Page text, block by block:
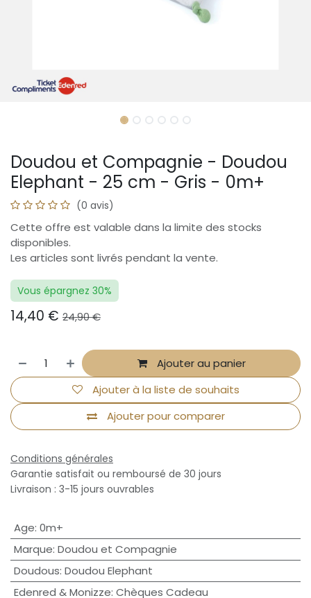
Doudou et Compagnie - Doudou
Elephant - 25 cm - Gris - 0m+
(0 avis)
Cette offre est valable dans la limite des stocks
disponibles.
Les articles sont livrés pendant la vente.
Vous épargnez 30%
14,40 € 24,90€
Ajouter au panier
Ajouter pour comparer
Ajouter à la liste de souhaits
Conditions générales
Garantie satisfait ou remboursé de 30 jours
Livraison : 3-15 jours ouvrables
Age: 0m+
Marque: Doudou et Compagnie
Doudous: Doudou Elephant
Edenred & Monizze: Chèques Cadeau